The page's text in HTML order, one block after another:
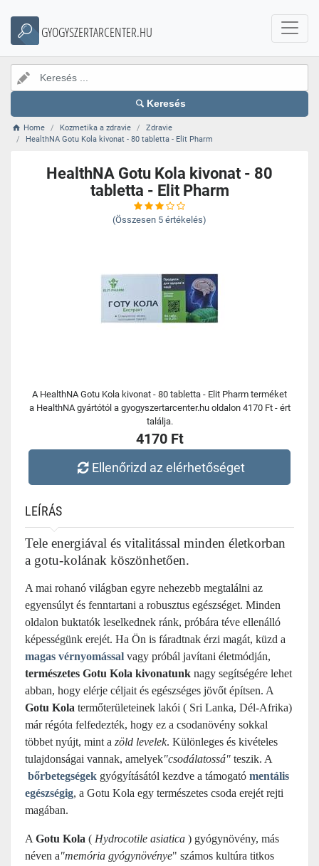
GYOGYSZERTARCENTER.HU
Keresés
Home Kozmetika a zdravie
Zdravie
HealthNA Gotu Kola kivonat - 80 tabletta - Elit Pharm
HealthNA Gotu Kola kivonat - 80
tabletta - Elit Pharm
(Összesen 5 értékelés)
A HealthNA Gotu Kola kivonat - 80 tabletta - Elit Pharm terméket
a HealthNA gyártótól a gyogyszertarcenter.hu oldalon 4170 Ft - ért
találja.
4170 Ft
Ellenőrizd az elérhetőséget
LEÍRÁS
Tele energiával és vitalitással minden életkorban
a gotu-kolának köszönhetően.
A mai rohanó világban egyre nehezebb megtalálni az
egyensúlyt és fenntartani a robusztus egészséget. Minden
oldalon buktatók leselkednek ránk, próbára téve ellenálló
képességünk erejét. Ha Ön is fáradtnak érzi magát, küzd a
magas vérnyomással vagy próbál javítani életmódján,
természetes Gotu Kola kivonatunk nagy segítségére lehet
abban, hogy elérje céljait és egészséges jövőt építsen. A
Gotu Kola termőterületeinek lakói ( Sri Lanka, Dél-Afrika)
már régóta felfedezték, hogy ez a csodanövény sokkal
többet nyújt, mint a zöld levelek. Különleges és kivételes
tulajdonságai vannak, amelyek"csodálatossá" teszik. A
bőrbetegségek gyógyításától kezdve a támogató mentális
egészségig, a Gotu Kola egy természetes csoda erejét rejti
magában.
A Gotu Kola ( Hydrocotile asiatica ) gyógynövény, más
néven a"memória gyógynövénye" számos kultúra titkos